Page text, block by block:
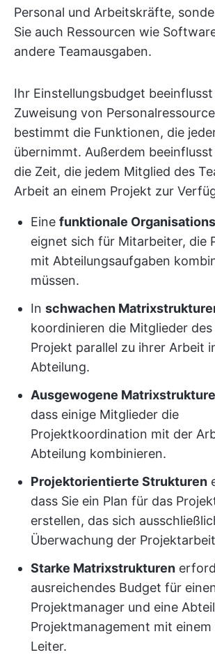
Personal und Arbeitskräfte,
Sie auch Ressourcen wie
andere Teamausgaben.
Ihr Einstellungsbudget
Zuweisung von
bestimmt die Funktionen, die
übernimmt. Außerdem
die Zeit, die jedem Mitglied des
Arbeit an einem Projekt zur
Eine funktionale
eignet sich für Mitarbeiter, die
mit Abteilungsaufgaben
müssen.
In schwachen
koordinieren die Mitglieder des
Projekt parallel zu ihrer Arbeit
Abteilung.
Ausgewogene
dass einige Mitglieder die
Projektkoordination mit der
Abteilung kombinieren.
Projektorientierte Strukturen
dass Sie ein Plan für das
erstellen, das sich
Überwachung der
Starke Matrixstrukturen
ausreichendes Budget für
Projektmanager und eine
Projektmanagement mit einem
Leiter.